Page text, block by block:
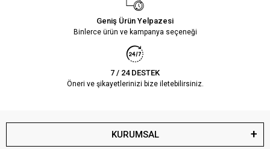
Geniş Ürün Yelpazesi
Binlerce ürün ve kampanya seçeneği
7 / 24 DESTEK
Öneri ve şikayetlerinizi bize iletebilirsiniz.
KURUMSAL